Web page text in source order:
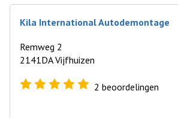
Kila International Autodemontage
Remweg 2
2141DA Vijfhuizen
2 beoordelingen